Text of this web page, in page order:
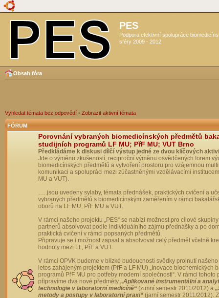
PES
Podpora efektivní spolupráce
sféry 2009 - 2012
Obsah fóra
Vyhledat témata bez odpovědí • Zobrazit aktivní témata
FÓRUM
Porovnání vybraných biomedicínských předmětů
studijních programů LF MU; PřF MU; VUT Brno
Předkládáme k diskusi dílčí výstup jedné ze dvou klíčových
Jde o výměnu zkušeností, reciproční výměnu osvědčených forem
biomedicínských předmětů a vytvoření prostoru pro vzájemnou
komunikaci a spolupráci mezi zúčastněnými vzdělávacími
MU a VUT).
…..jsou uvedeny sylaby, témata přednášek, praktických cvičení a
vybraných předmětů s biomedicínským zaměřením v rámci
oborů na LF MU, PřF MU a VUT.
V rámci našeho projektu „PES“ se nabízí možnost pro cílové
partnerů absolvovat podle individuálního zájmu přednášky a po
praktická cvičení v rámci popsaných předmětů.
Připravuje se i možnost zapsat a absolvovat celý předmět včetně
hodnoty mezi LF, PřF a VUT.
V rámci OPVK budeme v blízké budoucnosti svědky prolnutí
letos zahájeným projektem (PřF a LF MU) „Inovace biochemických
programů PřF MU pro potřeby moderní společnosti“. V rámci tohoto
připravíme dva nové předměty „Aplikované instrumentální a
technologie v laboratorní medicíně“ (zimní semestr 2011/2012) a
metody a postupy v laboratorní praxi“ (jarní semestr 2011/2012).